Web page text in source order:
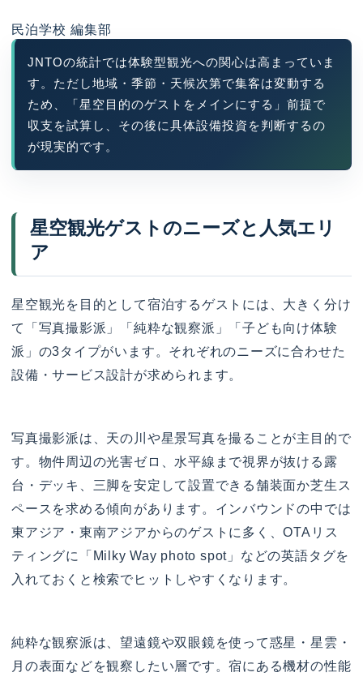
民泊学校 編集部
JNTOの統計では体験型観光への関心は高まっていま
す。ただし地域・季節・天候次第で集客は変動する
ため、「星空目的のゲストをメインにする」前提で
収支を試算し、その後に具体設備投資を判断するの
が現実的です。
星空観光ゲストのニーズと人気エリ
ア
星空観光を目的として宿泊するゲストには、大きく分け
て「写真撮影派」「純粋な観察派」「子ども向け体験
派」の3タイプがいます。それぞれのニーズに合わせた
設備・サービス設計が求められます。
写真撮影派は、天の川や星景写真を撮ることが主目的で
す。物件周辺の光害ゼロ、水平線まで視界が抜ける露
台・デッキ、三脚を安定して設置できる舗装面か芝生ス
ペースを求める傾向があります。インバウンドの中では
東アジア・東南アジアからのゲストに多く、OTAリス
ティングに「Milky Way photo spot」などの英語タグを
入れておくと検索でヒットしやすくなります。
純粋な観察派は、望遠鏡や双眼鏡を使って惑星・星雲・
月の表面などを観察したい層です。宿にある機材の性能